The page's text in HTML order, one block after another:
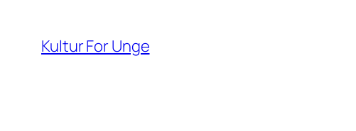
indhold
Kultur For Unge